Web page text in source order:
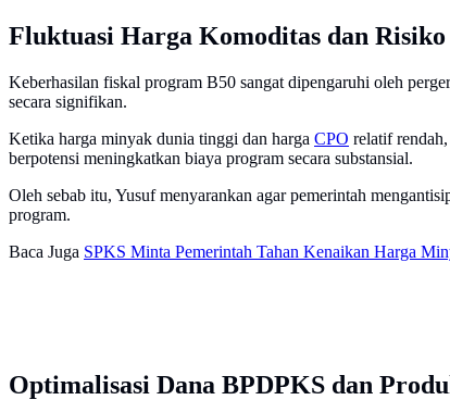
Fluktuasi Harga Komoditas dan
Keberhasilan fiskal program B50 sangat dipengaruhi oleh
secara signifikan.
Ketika harga minyak dunia tinggi dan harga CPO relatif rendah,
berpotensi meningkatkan biaya program secara substansial.
Oleh sebab itu, Yusuf menyarankan agar pemerintah
program.
Baca Juga SPKS Minta Pemerintah Tahan Kenaikan Harga
Optimalisasi Dana BPDPKS dan